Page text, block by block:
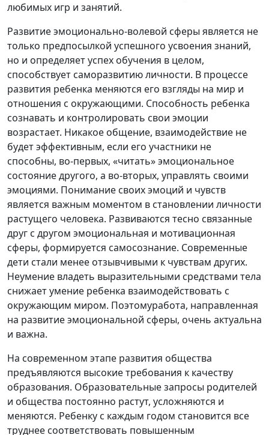
любимых игр и занятий.
Развитие эмоционально-волевой сферы является не
только предпосылкой успешного усвоения знаний,
но и определяет успех обучения в целом,
способствует саморазвитию личности. В процессе
развития ребенка меняются его взгляды на мир и
отношения с окружающими. Способность ребенка
сознавать и контролировать свои эмоции
возрастает. Никакое общение, взаимодействие не
будет эффективным, если его участники не
способны, во-первых, «читать» эмоциональное
состояние другого, а во-вторых, управлять своими
эмоциями. Понимание своих эмоций и чувств
является важным моментом в становлении личности
растущего человека. Развиваются тесно связанные
друг с другом эмоциональная и мотивационная
сферы, формируется самосознание. Современные
дети стали менее отзывчивыми к чувствам других.
Неумение владеть выразительными средствами тела
снижает умение ребенка взаимодействовать с
окружающим миром. Поэтомуработа, направленная
на развитие эмоциональной сферы, очень актуальна
и важна.
На современном этапе развития общества
предъявляются высокие требования к качеству
образования. Образовательные запросы родителей
и общества постоянно растут, усложняются и
меняются. Ребенку с каждым годом становится все
труднее соответствовать повышенным